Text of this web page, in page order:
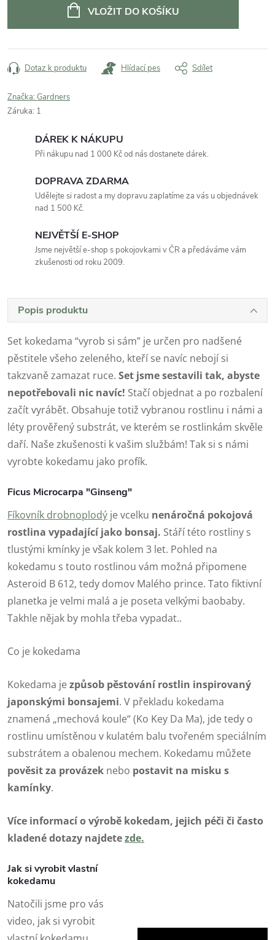
VLOŽIT DO KOŠÍKU
Dotaz k produktu Hlídací pes Sdílet
Značka: Gardners
Záruka: 1
DÁREK K NÁKUPU
Při nákupu nad 1 000 Kč od nás dostanete dárek.
DOPRAVA ZDARMA
Udělejte si radost a my dopravu zaplatíme za vás u objednávek
nad 1 500 Kč.
NEJVĚTŠÍ E-SHOP
Jsme největší e-shop s pokojovkami v ČR a předáváme vám
zkušenosti od roku 2009.
Popis produktu
Set kokedama “vyrob si sám” je určen pro nadšené
pěstitele všeho zeleného, kteří se navíc nebojí si
takzvaně zamazat ruce. Set jsme sestavili tak, abyste
nepotřebovali nic navíc! Stačí objednat a po rozbalení
začít vyrábět. Obsahuje totiž vybranou rostlinu i námi a
léty prověřený substrát, ve kterém se rostlinkám skvěle
daří. Naše zkušenosti k vašim službám! Tak si s námi
vyrobte kokedamu jako profík.
Ficus Microcarpa "Ginseng"
Fíkovník drobnoplodý je vcelku nenáročná pokojová
rostlina vypadající jako bonsaj. Stáří této rostliny s
tlustými kmínky je však kolem 3 let. Pohled na
kokedamu s touto rostlinou vám možná připomene
Asteroid B 612, tedy domov Malého prince. Tato fiktivní
planetka je velmi malá a je poseta velkými baobaby.
Takhle nějak by mohla třeba vypadat..
Co je kokedama
Kokedama jezpůsob pěstování rostlin inspirovaný
japonskými bonsajemi. V překladu kokedama
znamená „mechová koule“ (Ko Key Da Ma), jde tedy o
rostlinu umístěnou v kulatém balu tvořeném speciálním
substrátem a obalenou mechem. Kokedamu můžete
pověsit za provázek nebo postavit na misku s
kamínky.
Více informací o výrobě kokedam, jejich péči či často
kladené dotazy najdetezde.
Jak si vyrobit vlastní
kokedamu
Natočili jsme pro vás
video, jak si vyrobit